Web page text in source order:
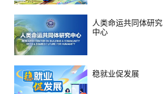
人类命运共同体研究
中心
稳就业促发展